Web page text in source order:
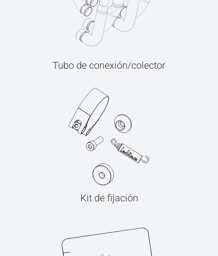
Tubo de conexión/colector
Kit de fijación